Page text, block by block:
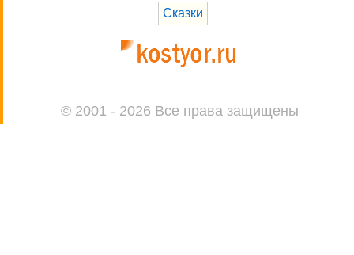
Сказки
© 2001 - 2026 Все права защищены